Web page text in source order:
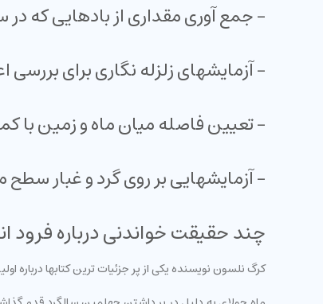
- جمع آوری مقداری از بادهایی که
- آزمایشهای زلزله نگاری برای
- تعیین فاصله میان ماه و زمین با
- آزمایشهایی بر روی گرد و غبار سطح
چند حقیقت خواندنی درباره فرود
کرگ نلسون نویسنده یکی از پر جزئیات ترین کتابها درباره اولین